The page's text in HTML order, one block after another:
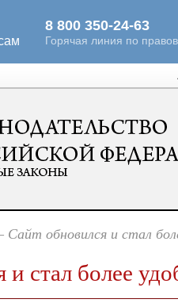
обновился и стал
и стал более